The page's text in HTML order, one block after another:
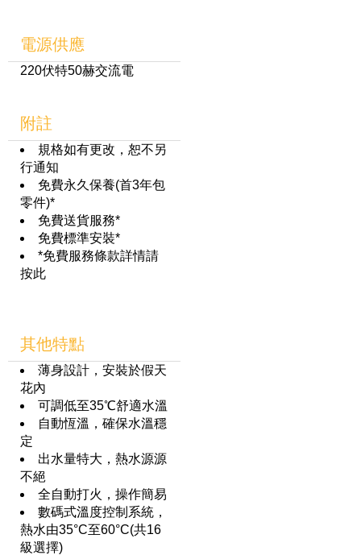
電源供應
220伏特50赫交流電
附註
規格如有更改，恕不另
行通知
免費永久保養(首3年包
零件)*
免費送貨服務*
免費標準安裝*
*免費服務條款詳情請
按此
其他特點
薄身設計，安裝於假天
花內
可調低至35℃舒適水溫
自動恆溫，確保水溫穩
定
出水量特大，熱水源源
不絕
全自動打火，操作簡易
數碼式溫度控制系統，
熱水由35°C至60°C(共16
級選擇)